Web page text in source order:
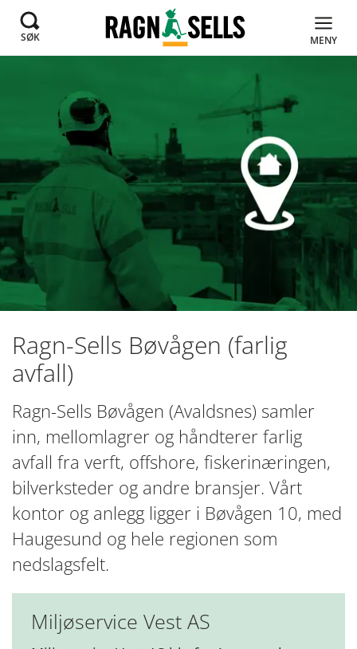
SØK MENY
Ragn-Sells Bøvågen (farlig
avfall)
Ragn-Sells Bøvågen (Avaldsnes) samler
inn, mellomlagrer og håndterer farlig
avfall fra verft, offshore, fiskerinæringen,
bilverksteder og andre bransjer. Vårt
kontor og anlegg ligger i Bøvågen 10, med
Haugesund og hele regionen som
nedslagsfelt.
Miljøservice Vest AS